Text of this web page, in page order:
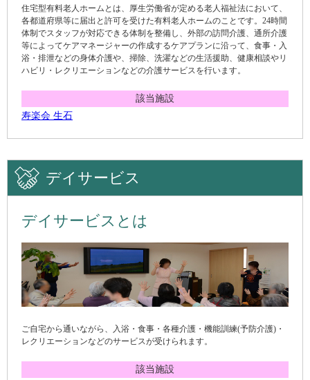
住宅型有料老人ホームとは、厚生労働省が定める老人福祉法において、
各都道府県等に届出と許可を受けた有料老人ホームのことです。24時間
体制でスタッフが対応できる体制を整備し、外部の訪問介護、通所介護
等によってケアマネージャーの作成するケアプランに沿って、食事・入
浴・排泄などの身体介護や、掃除、洗濯などの生活援助、健康相談やリ
ハビリ・レクリエーションなどの介護サービスを行います。
該当施設
寿楽会 生石
デイサービス
デイサービスとは
ご自宅から通いながら、入浴・食事・各種介護・機能訓練(予防介護)・
レクリエーションなどのサービスが受けられます。
該当施設